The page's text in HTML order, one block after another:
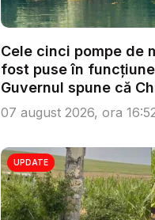
Cele cinci pompe de
fost puse în
Guvernul spune că
07 august 2026, ora
UPDATE